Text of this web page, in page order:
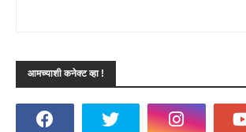
आमच्याशी कनेक्ट व्हा !